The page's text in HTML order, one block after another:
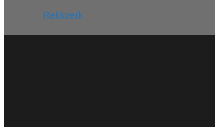
Rekkverk